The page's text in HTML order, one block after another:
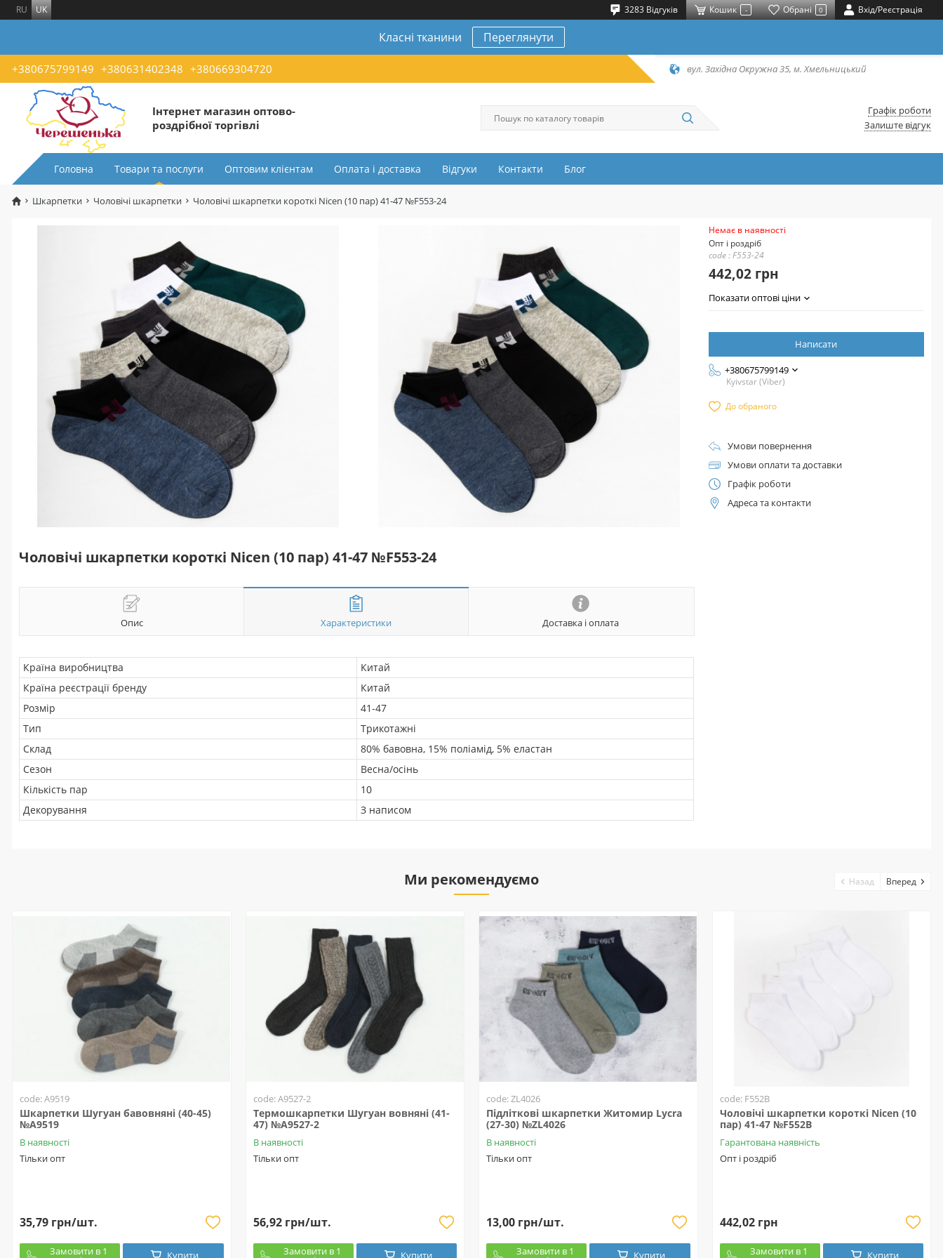
RU UK 3283 Відгуків Кошик - Обрані 0 Вхід/Реєстрація
Класні тканини Переглянути
+380675799149 +380631402348 +380669304720 вул. Західна Окружна 35, м. Хмельницький
Інтернет магазин оптово-
роздрібної торгівлі
Графік роботи
Залиште відгук
Головна Товари та послуги Оптовим клієнтам Оплата і доставка Відгуки Контакти Блог
Шкарпетки Чоловічі шкарпетки Чоловічі шкарпетки короткі Nicen (10 пар) 41-47 №F553-24
Чоловічі шкарпетки короткі Nicen (10 пар) 41-47 №F553-24
Опис Характеристики Доставка і оплата
Країна виробництва
Китай
Країна реєстрації бренду
Китай
Розмір
41-47
Тип
Трикотажні
Склад
80% бавовна, 15% поліамід, 5% еластан
Сезон
Весна/осінь
Кількість пар
10
Декорування
З написом
Немає в наявності
Опт і роздріб
code : F553-24
442,02 грн
Показати оптові ціни
Написати
+380675799149
Kyivstar (Viber)
До обраного
Умови повернення
Умови оплати та доставки
Графік роботи
Адреса та контакти
Ми рекомендуємо
code: A9519
Шкарпетки Шугуан бавовняні (40-45)
№A9519
В наявності
Тільки опт
35,79 грн/шт.
Замовити в 1 Купити
code: A9527-2
Термошкарпетки Шугуан вовняні (41-
47) №A9527-2
В наявності
Тільки опт
56,92 грн/шт.
Замовити в 1 Купити
code: ZL4026
Підліткові шкарпетки Житомир Lycra
(27-30) №ZL4026
В наявності
Тільки опт
13,00 грн/шт.
Замовити в 1 Купити
code: F552B
Чоловічі шкарпетки короткі Nicen (10
пар) 41-47 №F552B
Гарантована наявність
Опт і роздріб
442,02 грн
Замовити в 1 Купити
Назад Вперед